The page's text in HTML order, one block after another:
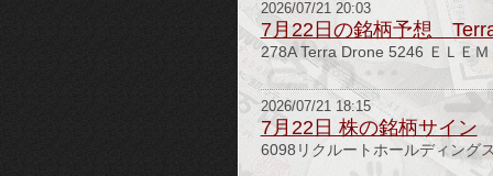
2026/07/21 20:03
7月22日の銘柄予想
278A Terra Drone 5246 ＥＬＥ
2026/07/21 18:15
7月22日 株の銘柄サイン
6098リクルートホールディン